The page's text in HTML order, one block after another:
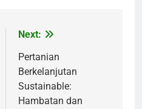
Next:
Pertanian
Berkelanjutan
Sustainable:
Hambatan dan